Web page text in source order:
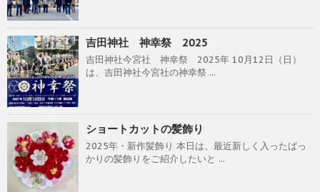
吉田神社 神幸祭 2025
吉田神社今宮社 神幸祭 2025年 10月12日（日）
は、吉田神社今宮社の神幸祭 ...
ショートカットの髪飾り
2025年・新作髪飾り 本日は、最近新しく入ったばっ
かりの髪飾りをご紹介したいと ...